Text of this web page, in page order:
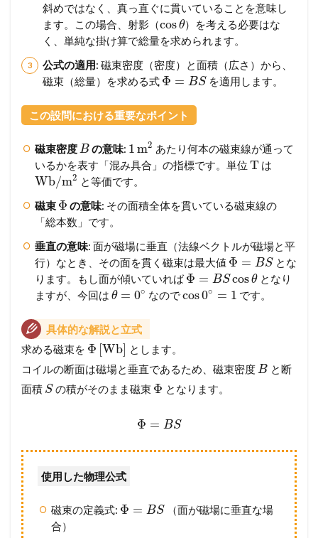
斜めではなく、真っ直ぐに貫いていることを意味し
ます。この場合、射影（cosθ）を考える必要はな
く、単純な掛け算で総量を求められます。
公式の適用: 磁束密度（密度）と面積（広さ）から、
磁束（総量）を求める式 Φ = BSを適用します。
この設問における重要なポイント
磁束密度Bの意味: 1 m2 あたり何本の磁束線が通って
いるかを表す「混み具合」の指標です。単位 T は
Wb/m2 と等価です。
磁束 Φ の意味: その面積全体を貫いている磁束線の
「総本数」です。
垂直の意味: 面が磁場に垂直（法線ベクトルが磁場と平
行）なとき、その面を貫く磁束は最大値 Φ = BSとな
ります。もし面が傾いていればΦ = BS cosθとなり
ますが、今回は θ = 0∘ なのでcos0∘ = 1 です。
具体的な解説と立式
求める磁束を Φ [Wb] とします。
コイルの断面は磁場と垂直であるため、磁束密度B と断
面積 S の積がそのまま磁束 Φ となります。
Φ = BS
使用した物理公式
磁束の定義式: Φ = BS（面が磁場に垂直な場
合）